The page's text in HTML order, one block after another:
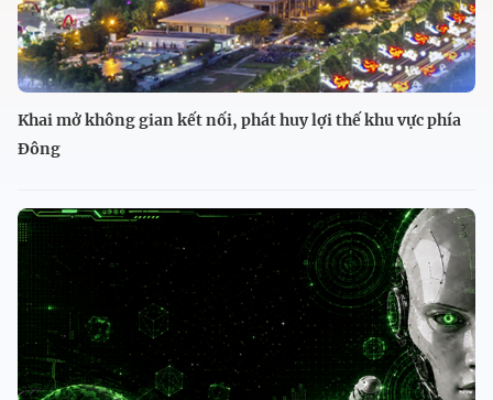
Khai mở không gian kết nối, phát huy lợi thế khu vực phía
Đông